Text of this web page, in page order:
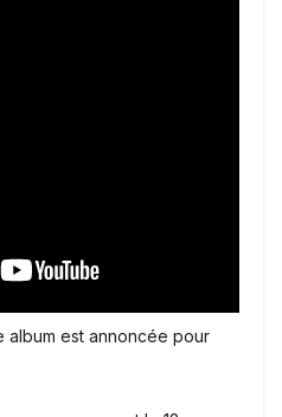
album est annoncée pour